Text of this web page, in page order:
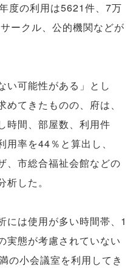
度の利用は5621件、7万
ークル、公的機関などが
い可能性がある」とし
てきたものの、府は、
時間、部屋数、利用件
率を44％と算出し、
、市総合福祉会館などの
した。
には使用が多い時間帯、1
実態が考慮されていない
の小会議室を利用してき